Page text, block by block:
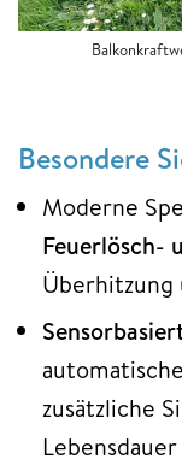
Besondere
Moderne
Feuerlösch-
Überhitzung
zusätzliche